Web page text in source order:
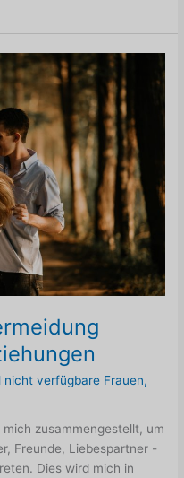
nicht verfügbare Frauen,
zusammengestellt, um
Freunde, Liebespartner -
Dies wird mich in